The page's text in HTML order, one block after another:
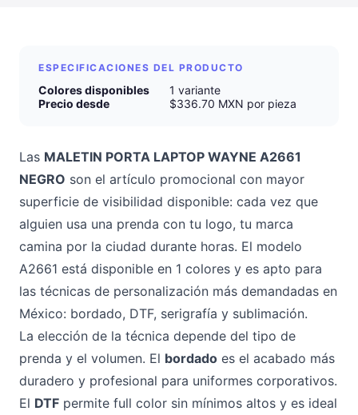
ESPECIFICACIONES DEL PRODUCTO
Colores disponibles
1 variante
Precio desde
$336.70 MXN por pieza
Las MALETIN PORTA LAPTOP WAYNE A2661
NEGRO son el artículo promocional con mayor
superficie de visibilidad disponible: cada vez que
alguien usa una prenda con tu logo, tu marca
camina por la ciudad durante horas. El modelo
A2661 está disponible en 1 colores y es apto para
las técnicas de personalización más demandadas en
México: bordado, DTF, serigrafía y sublimación.
La elección de la técnica depende del tipo de
prenda y el volumen. El bordado es el acabado más
duradero y profesional para uniformes corporativos.
El DTF permite full color sin mínimos altos y es ideal